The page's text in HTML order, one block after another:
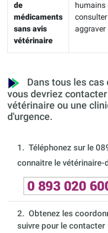
de
médicaments
sans avis
vétérinaire
humains
Dans tous les cas
vous devriez
vétérinaire ou une
d'urgence.
1. Téléphonez sur le
connaitre le
2. Obtenez les
suivre pour le contacter